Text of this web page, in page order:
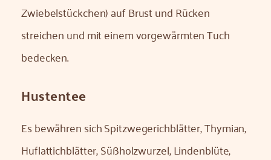
Zwiebelstückchen) auf Brust und Rücken
streichen und mit einem vorgewärmten Tuch
bedecken.
Hustentee
Es bewähren sich Spitzwegerichblätter, Thymian,
Huflattichblätter, Süßholzwurzel, Lindenblüte,